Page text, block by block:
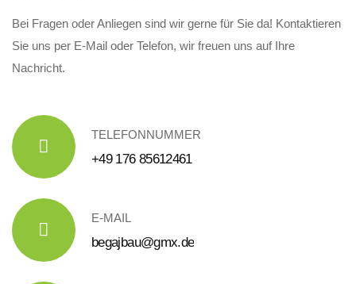
Bei Fragen oder Anliegen sind wir gerne für Sie da! Kontaktieren
Sie uns per E-Mail oder Telefon, wir freuen uns auf Ihre
Nachricht.
TELEFONNUMMER
+49 176 85612461
E-MAIL
begajbau@gmx.de